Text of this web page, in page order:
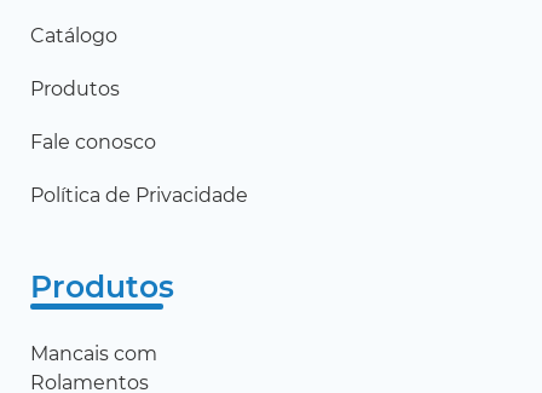
Catálogo
Produtos
Fale conosco
Política de Privacidade
Produtos
Mancais com
Rolamentos